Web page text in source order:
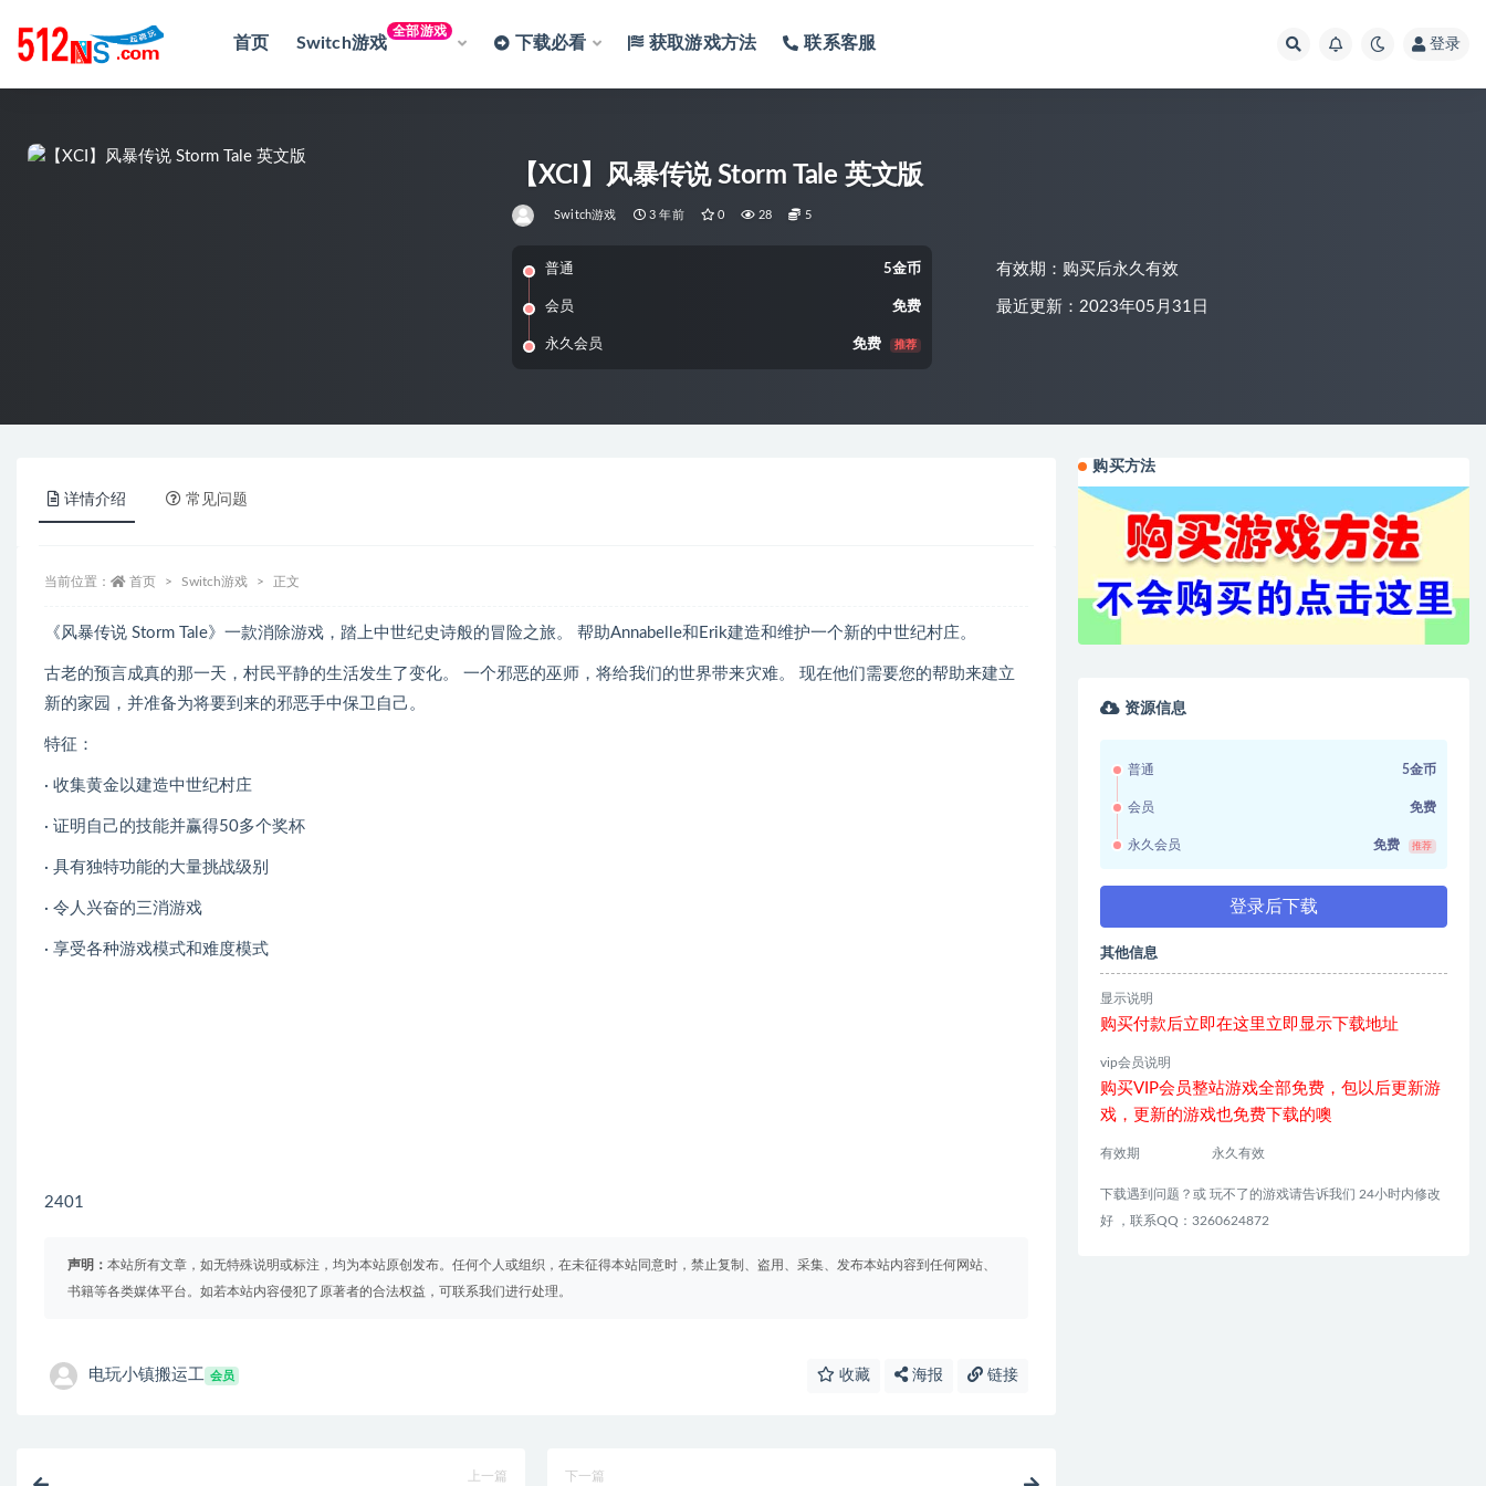
首页 Switch游戏
全部游戏
下载必看 获取游戏方法 联系客服 登录
【XCI】风暴传说 Storm Tale 英文版
Switch游戏 3 年前 0 28 5
普通 5金币
会员 免费
永久会员 免费 推荐
有效期：购买后永久有效
最近更新：2023年05月31日
详情介绍 常见问题
当前位置： 首页 Switch游戏 正文
《风暴传说 Storm Tale》一款消除游戏，踏上中世纪史诗般的冒险之旅。 帮助Annabelle和Erik建造和维护一个新的中世纪村庄。
古老的预言成真的那一天，村民平静的生活发生了变化。 一个邪恶的巫师，将给我们的世界带来灾难。 现在他们需要您的帮助来建立
新的家园，并准备为将要到来的邪恶手中保卫自己。
特征：
· 收集黄金以建造中世纪村庄
· 证明自己的技能并赢得50多个奖杯
· 具有独特功能的大量挑战级别
· 令人兴奋的三消游戏
· 享受各种游戏模式和难度模式
2401
声明： 本站所有文章，如无特殊说明或标注，均为本站原创发布。任何个人或组织，在未征得本站同意时，禁止复制、盗用、采集、发布本站内容到任何网站、
书籍等各类媒体平台。如若本站内容侵犯了原著者的合法权益，可联系我们进行处理。
电玩小镇搬运工 会员 收藏 海报 链接
上一篇 下一篇
购买方法
资源信息
普通 5金币
会员 免费
永久会员 免费 推荐
登录后下载
其他信息
显示说明
购买付款后立即在这里立即显示下载地址
vip会员说明
购买VIP会员整站游戏全部免费，包以后更新游
戏，更新的游戏也免费下载的噢
有效期 永久有效
下载遇到问题？或 玩不了的游戏请告诉我们 24小时内修改
好 ，联系QQ：3260624872